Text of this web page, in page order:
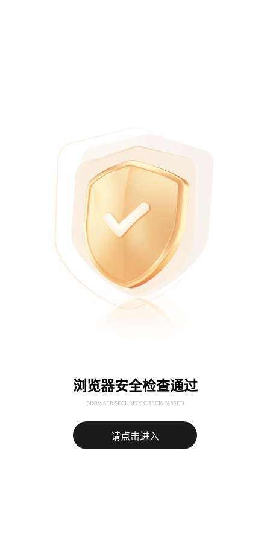
浏览器安全检查通过
BROWSER SECURITY CHECK PASSED
请点击进入